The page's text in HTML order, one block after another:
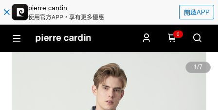
pierre cardin
使用官方APP，享有更多優惠
開啟APP
0
1/7